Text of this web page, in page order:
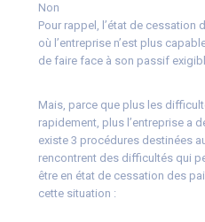
Non
Pour rappel, l’état de cessation
où l’entreprise n’est plus
de faire face à son passif
Mais, parce que plus les
rapidement, plus l’entreprise a
existe 3 procédures destinées
rencontrent des difficultés qui
être en état de cessation des
cette situation :